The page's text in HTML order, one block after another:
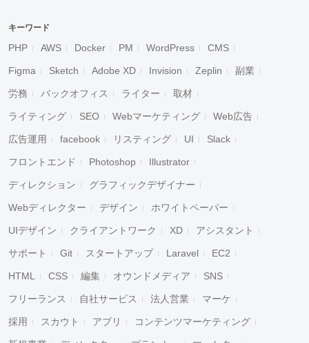
キーワード
PHP AWS Docker PM WordPress CMS
Figma Sketch Adobe XD Invision Zeplin 副業
労務 バックオフィス ライター 取材
ライティング SEO Webマーケティング Web広告
広告運用 facebook リスティング UI Slack
フロントエンド Photoshop Illustrator
ディレクション グラフィックデザイナー
Webディレクター デザイン ホワイトペーパー
UIデザイン クライアントワーク XD アシスタント
サポート Git スタートアップ Laravel EC2
HTML CSS 編集 オウンドメディア SNS
フリーランス 自社サービス 法人営業 マーケ
採用 スカウト アプリ コンテンツマーケティング